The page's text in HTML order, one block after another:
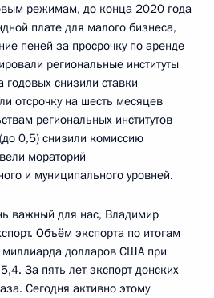
режимам, до конца 2020 года
плате для малого бизнеса,
пеней за просрочку по аренде
региональные институты
годовых снизили ставки
отсрочку на шесть месяцев
региональных институтов
0,5) снизили комиссию
мораторий
и муниципального уровней.
важный для нас, Владимир
Объём экспорта по итогам
долларов США при
За пять лет экспорт донских
Сегодня активно этому